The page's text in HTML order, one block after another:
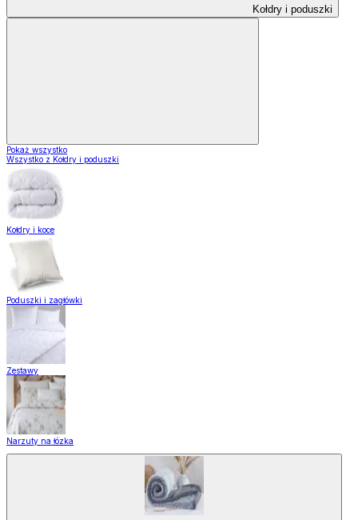
Kołdry i poduszki
Pokaż wszystko
Wszystko z Kołdry i poduszki
Kołdry i koce
Poduszki i zagłówki
Zestawy
Narzuty na łózka